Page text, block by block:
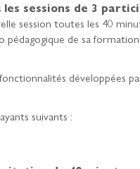
les sessions de 3
session toutes les 40
pédagogique de sa
développées
suivants :